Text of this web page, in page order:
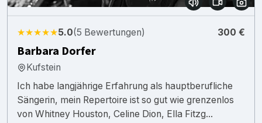
★★★★★5.0(5 Bewertungen) 300 €
Barbara Dorfer
Kufstein
Ich habe langjährige Erfahrung als hauptberufliche
Sängerin, mein Repertoire ist so gut wie grenzenlos
von Whitney Houston, Celine Dion, Ella Fitzg...